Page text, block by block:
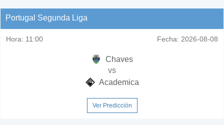
Portugal Segunda Liga
Hora: 11:00 Fecha: 2026-08-08
Chaves
vs
Academica
Ver Predicción